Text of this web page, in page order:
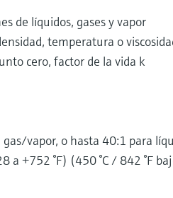
de líquidos, gases y vapor
temperatura o
cero, factor de la vida k
vapor, o hasta 40:1 para
+752 °F) (450 °C / 842 °F